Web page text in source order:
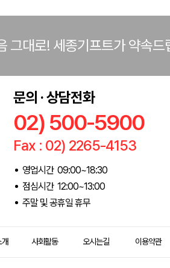
그대로! 세종기프트가 약속드
문의 · 상담전화
02) 500-5900
Fax : 02) 2265-4153
영업시간 09:00~18:30
점심시간 12:00~13:00
주말 및 공휴일 휴무
사회활동 오시는길 이용약관